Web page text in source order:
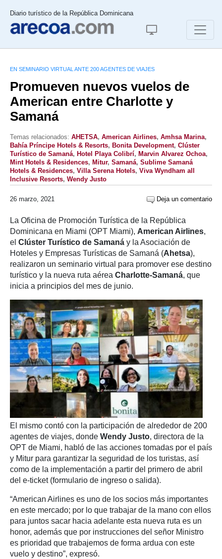
Diario turístico de la República Dominicana
EN SEMINARIO VIRTUAL ANTE 200 AGENTES DE VIAJES
Promueven nuevos vuelos de
American entre Charlotte y
Samaná
Temas relacionados: AHETSA, American Airlines, Amhsa Marina,
Bahía Príncipe Hotels & Resorts, Bonita Development, Clúster
Turístico de Samaná, Hotel Playa Colibrí, Marvin Alvarez Ochoa,
Mint Hotels & Residences, Mitur, Samaná, Sublime Samaná
Hotels & Residences, Villa Serena Hotels, Viva Wyndham all
Inclusive Resorts, Wendy Justo
26 marzo, 2021 Deja un comentario
La Oficina de Promoción Turística de la República
Dominicana en Miami (OPT Miami), American Airlines,
el Clúster Turístico de Samaná y la Asociación de
Hoteles y Empresas Turísticas de Samaná (Ahetsa),
realizaron un seminario virtual para promover ese destino
turístico y la nueva ruta aérea Charlotte-Samaná, que
inicia a principios del mes de junio.
El mismo contó con la participación de alrededor de 200
agentes de viajes, donde Wendy Justo, directora de la
OPT de Miami, habló de las acciones tomadas por el país
y Mitur para garantizar la seguridad de los turistas, así
como de la implementación a partir del primero de abril
del e-ticket (formulario de ingreso o salida).
“American Airlines es uno de los socios más importantes
en este mercado; por lo que trabajar de la mano con ellos
para juntos sacar hacia adelante esta nueva ruta es un
honor, además que por instrucciones del señor Ministro
es prioridad que trabajemos de forma ardua con este
vuelo y destino”, expresó.